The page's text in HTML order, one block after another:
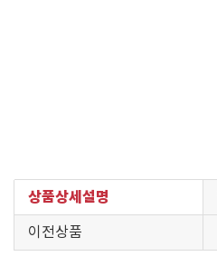
상품상세설명
이전상품